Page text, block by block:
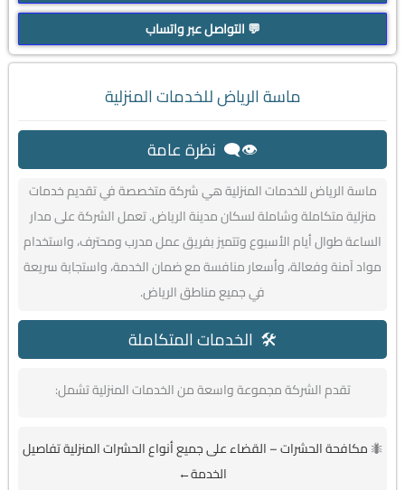
💬 التواصل عبر واتساب
ماسة الرياض للخدمات المنزلية
👁️‍🗨️ نظرة عامة
ماسة الرياض للخدمات المنزلية هي شركة متخصصة في تقديم خدمات
منزلية متكاملة وشاملة لسكان مدينة الرياض. تعمل الشركة على مدار
الساعة طوال أيام الأسبوع وتتميز بفريق عمل مدرب ومحترف، واستخدام
مواد آمنة وفعالة، وأسعار منافسة مع ضمان الخدمة، واستجابة سريعة
في جميع مناطق الرياض.
🛠️ الخدمات المتكاملة
تقدم الشركة مجموعة واسعة من الخدمات المنزلية تشمل:
🐜مكافحة الحشرات – القضاء على جميع أنواع الحشرات المنزلية تفاصيل
الخدمة←